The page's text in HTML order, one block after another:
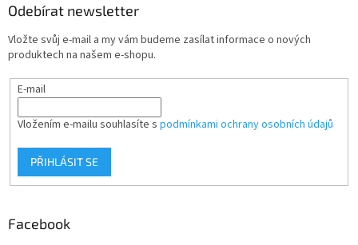
Odebírat newsletter
Vložte svůj e-mail a my vám budeme zasílat informace o nových
produktech na našem e-shopu.
E-mail
Vložením e-mailu souhlasíte s podmínkami ochrany osobních údajů
PŘIHLÁSIT SE
Facebook